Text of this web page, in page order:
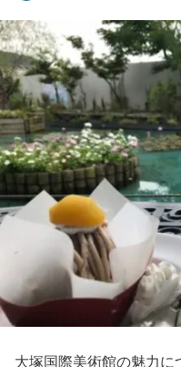
大塚国際美術館の魅力に